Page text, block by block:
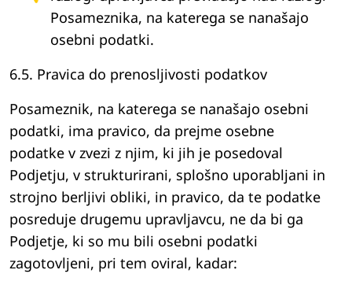
Posameznika, na katerega se nanašajo
osebni podatki.
6.5. Pravica do prenosljivosti podatkov
Posameznik, na katerega se nanašajo osebni
podatki, ima pravico, da prejme osebne
podatke v zvezi z njim, ki jih je posedoval
Podjetju, v strukturirani, splošno uporabljani in
strojno berljivi obliki, in pravico, da te podatke
posreduje drugemu upravljavcu, ne da bi ga
Podjetje, ki so mu bili osebni podatki
zagotovljeni, pri tem oviral, kadar: